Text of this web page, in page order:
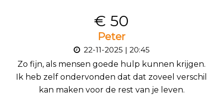
€ 50
Peter
22-11-2025 | 20:45
Zo fijn, als mensen goede hulp kunnen krijgen.
Ik heb zelf ondervonden dat dat zoveel verschil
kan maken voor de rest van je leven.